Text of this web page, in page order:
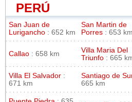
PERÚ
San Juan de
Lurigancho : 652 km
San Martin de
Porres : 653 km
Callao : 658 km
Villa Maria Del
Triunfo : 665
Villa El Salvador :
671 km
Santiago de
665 km